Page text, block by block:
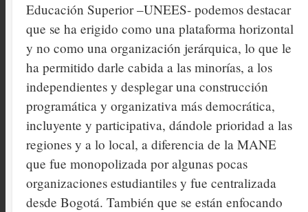
Educación Superior –UNEES- podemos destacar
que se ha erigido como una plataforma horizontal
y no como una organización jerárquica, lo que le
ha permitido darle cabida a las minorías, a los
independientes y desplegar una construcción
programática y organizativa más democrática,
incluyente y participativa, dándole prioridad a las
regiones y a lo local, a diferencia de la MANE
que fue monopolizada por algunas pocas
organizaciones estudiantiles y fue centralizada
desde Bogotá. También que se están enfocando